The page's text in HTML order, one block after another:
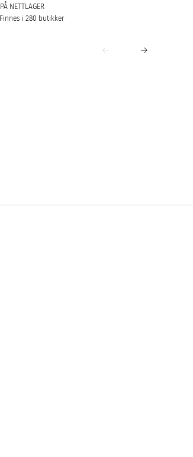
PÅ NETTLAGER
Finnes i 280 butikker